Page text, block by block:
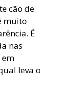
cão de
muito
É
nas
em
leva o